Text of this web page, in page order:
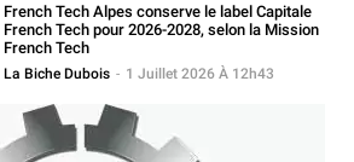
French Tech Alpes conserve le label Capitale
French Tech pour 2026-2028, selon la Mission
French Tech
La Biche Dubois - 1 Juillet 2026 À 12h43